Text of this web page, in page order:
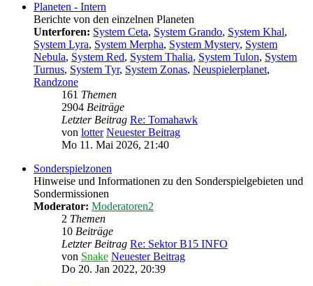
Planeten - Intern
Berichte von den einzelnen Planeten
Unterforen: System Ceta, System Grando, System Khal,
System Lyra, System Merpha, System Mystery, System
Nebula, System Red, System Thalia, System Tulon, System
Turnus, System Tyr, System Zonas, Neuspielerplanet,
Randzone
161 Themen
2904 Beiträge
Letzter Beitrag Re: Tomahawk
von lotter Neuester Beitrag
Mo 11. Mai 2026, 21:40
Sonderspielzonen
Hinweise und Informationen zu den Sonderspielgebieten und
Sondermissionen
Moderator: Moderatoren2
2 Themen
10 Beiträge
Letzter Beitrag Re: Sektor B15 INFO
von Snake Neuester Beitrag
Do 20. Jan 2022, 20:39